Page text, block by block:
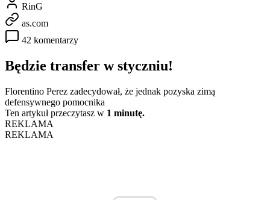
RinG
as.com
42 komentarzy
Będzie transfer w styczniu!
Florentino Perez zadecydował, że jednak pozyska zimą
defensywnego pomocnika
Ten artykuł przeczytasz w 1 minutę.
REKLAMA
REKLAMA